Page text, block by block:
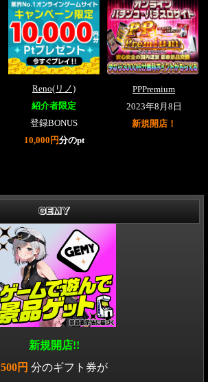
Reno(リノ)
紹介者限定
登録BONUS
10,000円分のpt
PPPremium
2023年8月8日
新規開店！
GEMY
新規開店!!
500円 分のギフト券が